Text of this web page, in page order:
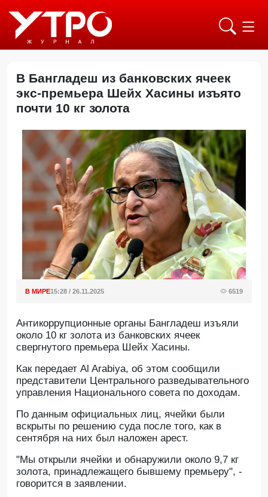
В Бангладеш из банковских ячеек
экс-премьера Шейх Хасины изъято
почти 10 кг золота
В МИРЕ15:28 / 26.11.2025 6519
Антикоррупционные органы Бангладеш изъяли
около 10 кг золота из банковских ячеек
свергнутого премьера Шейх Хасины.
Как передает Al Arabiya, об этом сообщили
представители Центрального разведывательного
управления Национального совета по доходам.
По данным официальных лиц, ячейки были
вскрыты по решению суда после того, как в
сентября на них был наложен арест.
"Мы открыли ячейки и обнаружили около 9,7 кг
золота, принадлежащего бывшему премьеру", -
говорится в заявлении.